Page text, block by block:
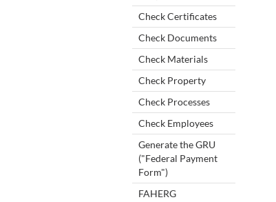
Check Certificates
Check Documents
Check Materials
Check Property
Check Processes
Check Employees
Generate the GRU
("Federal Payment
Form")
FAHERG